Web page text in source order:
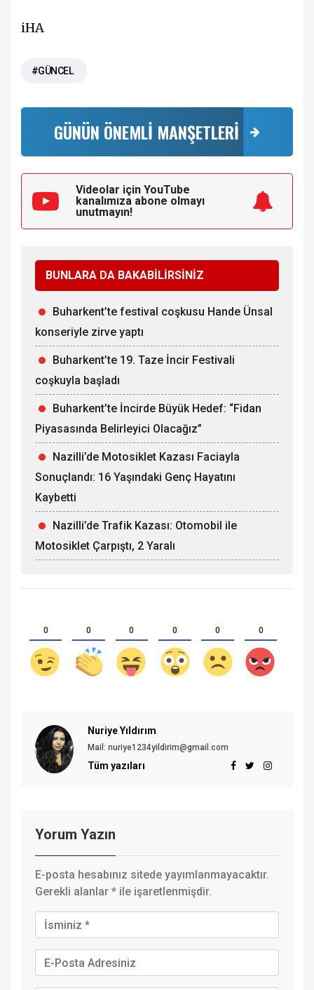
iHA
#GÜNCEL
GÜNÜN ÖNEMLİ MANŞETLERİ
Videolar için YouTube
kanalımıza abone olmayı
unutmayın!
BUNLARA DA BAKABİLİRSİNİZ
Buharkent’te festival coşkusu Hande Ünsal
konseriyle zirve yaptı
Buharkent’te 19. Taze İncir Festivali
coşkuyla başladı
Buharkent’te İncirde Büyük Hedef: “Fidan
Piyasasında Belirleyici Olacağız”
Nazilli’de Motosiklet Kazası Faciayla
Sonuçlandı: 16 Yaşındaki Genç Hayatını
Kaybetti
Nazilli’de Trafik Kazası: Otomobil ile
Motosiklet Çarpıştı, 2 Yaralı
0 0 0 0 0 0
Nuriye Yıldırım
Mail: nuriye1234yildirim@gmail.com
Tüm yazıları
Yorum Yazın
E-posta hesabınız sitede yayımlanmayacaktır.
Gerekli alanlar * ile işaretlenmişdir.